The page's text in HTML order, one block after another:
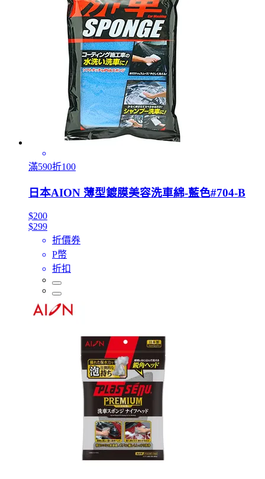
滿590折100
日本AION 薄型鍍膜美容洗車綿-藍色#704-B
$200
$299
折價券
P幣
折扣